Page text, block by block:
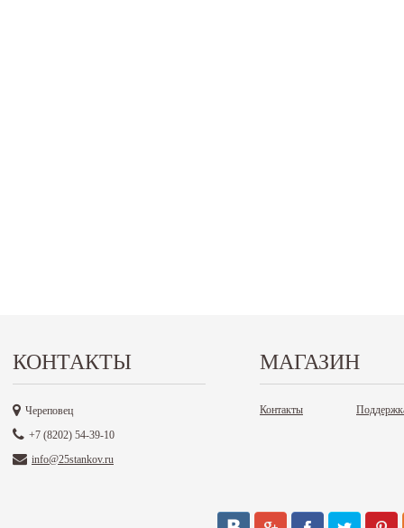
КОНТАКТЫ
Череповец
+7 (8202) 54-39-10
info@25stankov.ru
МАГАЗИН
Контакты